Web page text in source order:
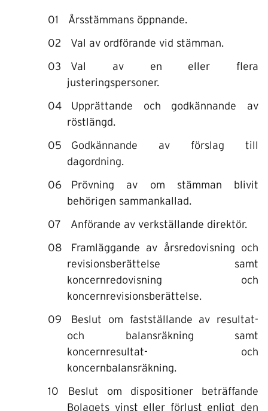
Årsstämmans öppnande.
Val av ordförande vid stämman.
Val av en eller flera
justeringspersoner.
Upprättande och godkännande av
röstlängd.
Godkännande av förslag till
dagordning.
Prövning av om stämman blivit
behörigen sammankallad.
Anförande av verkställande direktör.
Framläggande av årsredovisning och
revisionsberättelse samt
koncernredovisning och
koncernrevisionsberättelse.
Beslut om fastställande av resultat-
och balansräkning samt
koncernresultat- och
koncernbalansräkning.
Beslut om dispositioner beträffande
Bolagets vinst eller förlust enligt den